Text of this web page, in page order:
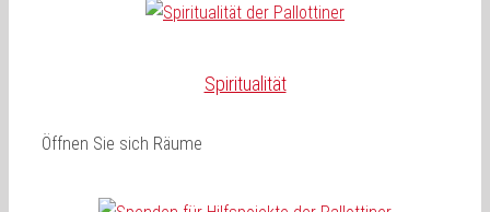
Spiritualität
Öffnen Sie sich Räume